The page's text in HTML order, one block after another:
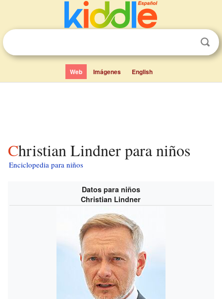
Web Imágenes English
Christian Lindner para niños
Enciclopedia para niños
Datos para niños
Christian Lindner